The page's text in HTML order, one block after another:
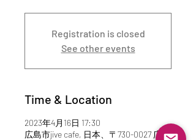
Registration is closed
See other events
Time & Location
2023年4月16日 17:30
広島市jive cafe, 日本、〒730-0027 広島